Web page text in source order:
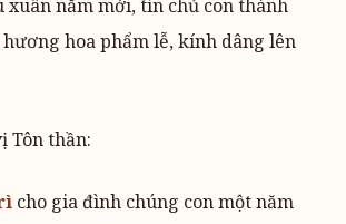
xuân năm mới, tín chủ con thành
hương hoa phẩm lễ, kính dâng lên
Tôn thần:
cho gia đình chúng con một năm